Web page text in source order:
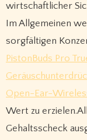
wirtschaftlicher
Im Allgemeinen
sorgfältigen
PistonBuds Pro
Open-Ear-
Wert zu
Gehaltsscheck